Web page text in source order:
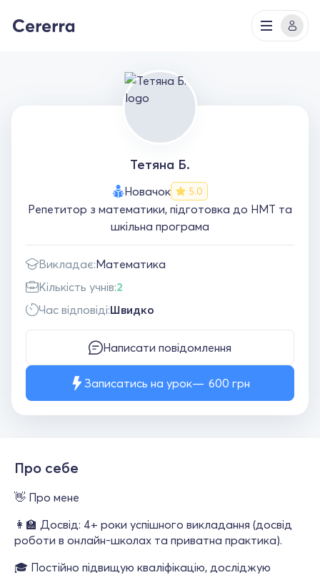
Тетяна Б.
Новачок 5.0
Репетитор з математики, підготовка до НМТ та
шкільна програма
Викладає:Математика
Кількість учнів:2
Час відповіді:Швидко
Написати повідомлення
Записатись на урок 600 грн
Про себе
👋 Про мене
👩‍🏫 Досвід: 4+ роки успішного викладання (досвід
роботи в онлайн-школах та приватна практика).
🎓 Постійно підвищую кваліфікацію, досліджую